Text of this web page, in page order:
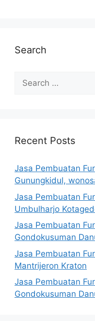
Search
Search
for:
Recent Posts
Jasa Pembuatan
Gunungkidul,
Jasa Pembuatan
Umbulharjo
Jasa Pembuatan
Gondokusuman
Jasa Pembuatan
Mantrijeron Kraton
Jasa Pembuatan
Gondokusuman